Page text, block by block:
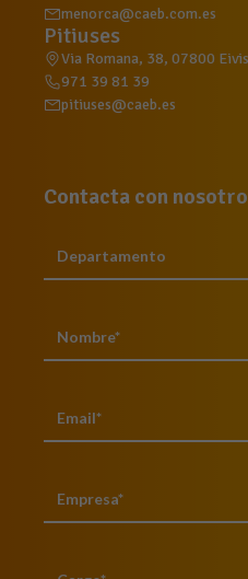
menorca@caeb.com.es
Pitiuses
Via Romana, 38, 07800
971 39 81 39
pitiuses@caeb.es
Contacta con